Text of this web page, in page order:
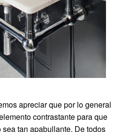
apreciar que por lo general
contrastante para que
tan apabullante. De todos